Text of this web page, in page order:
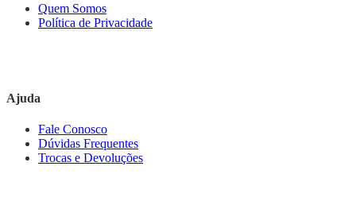
Quem Somos
Política de Privacidade
Ajuda
Fale Conosco
Dúvidas Frequentes
Trocas e Devoluções